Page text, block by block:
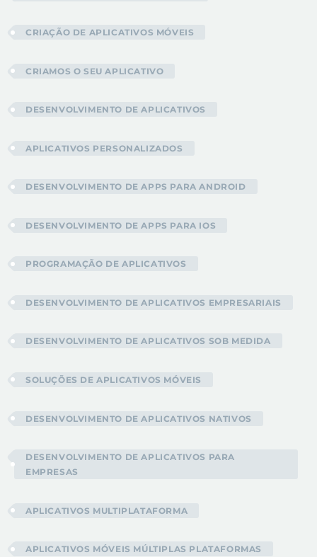
CRIAÇÃO DE APLICATIVOS MÓVEIS
CRIAMOS O SEU APLICATIVO
DESENVOLVIMENTO DE APLICATIVOS
APLICATIVOS PERSONALIZADOS
DESENVOLVIMENTO DE APPS PARA ANDROID
DESENVOLVIMENTO DE APPS PARA IOS
PROGRAMAÇÃO DE APLICATIVOS
DESENVOLVIMENTO DE APLICATIVOS EMPRESARIAIS
DESENVOLVIMENTO DE APLICATIVOS SOB MEDIDA
SOLUÇÕES DE APLICATIVOS MÓVEIS
DESENVOLVIMENTO DE APLICATIVOS NATIVOS
DESENVOLVIMENTO DE APLICATIVOS PARA
EMPRESAS
APLICATIVOS MULTIPLATAFORMA
APLICATIVOS MÓVEIS MÚLTIPLAS PLATAFORMAS